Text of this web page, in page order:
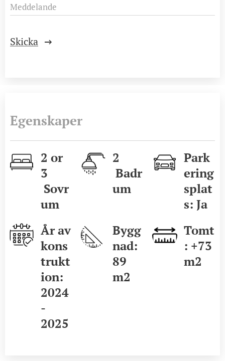
Meddelande
Skicka
Egenskaper
2 or
3
Sovr
um
2
Badr
um
Park
ering
splat
s: Ja
År av
kons
trukt
ion:
2024
-
2025
Bygg
nad:
89
m2
Tomt
: +73
m2